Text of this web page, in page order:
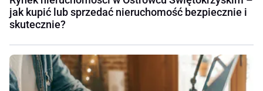
jak kupić lub sprzedać nieruchomość bezpiecznie i
skutecznie?